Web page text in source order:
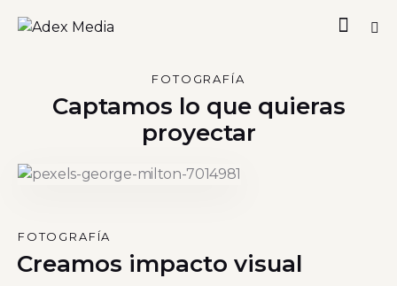
FOTOGRAFÍA
Captamos lo que quieras
proyectar
FOTOGRAFÍA
Creamos impacto visual